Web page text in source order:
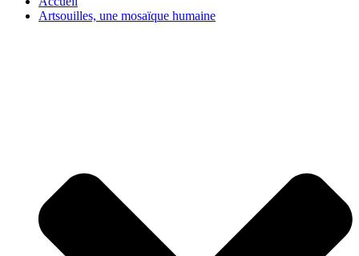
Artsouilles, une mosaïque humaine